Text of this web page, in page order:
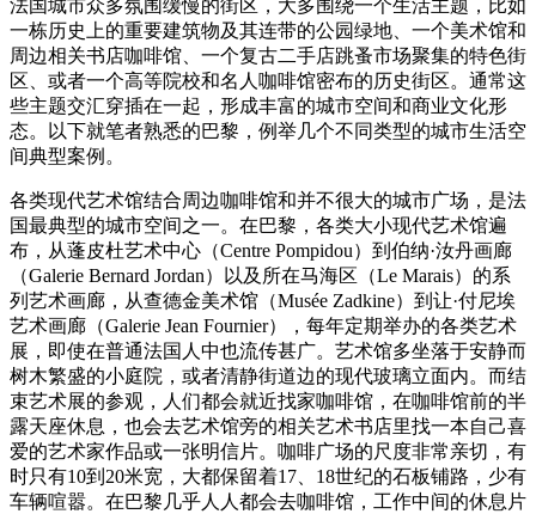
法国城市众多氛围缓慢的街区，大多围绕一个生活主题 ，比如
一栋历史上的重要建筑物及其连带的公园绿地、一个美术馆和
周边相关书店咖啡馆 、一个复古二手店跳蚤市场聚集的特色街
区、 或者一个高等院校和名人咖啡馆密布的历史街区。通常这
些主题交汇穿插在一起，形成丰富的城市空间和商业文化形
态。 以下就笔者熟悉的巴黎，例举几个不同类型的城市生活空
间典型案例 。
各类现代艺术馆结合周边咖啡馆和并不很大的城市广场 ， 是法
国最典型的城市空间之一。在巴黎，各类大小现代艺术馆遍
布， 从蓬皮杜艺术中心（Centre Pompidou）到伯纳·汝丹画廊
（Galerie Bernard Jordan）以及所在马海区（Le Marais）的系
列 艺术画廊，从查德金美术馆 （Musée Zadkine）到 让·付尼埃
艺术画廊（Galerie Jean Fournier），每年定期举办的各类艺术
展， 即使在普通法国人中也流传甚广。 艺术馆多坐落于安静而
树木繁盛的小庭院，或者清静街道边的现代玻璃立面内。而结
束艺术展的参观 ， 人 们都会就近找家咖啡馆 ，在咖啡馆前的半
露天座休息，也会去艺术馆旁的相关艺术书店里找一本自己喜
爱的艺术家作品或一张明信片。 咖啡广场的尺度非常亲切，有
时只有10到20米宽 ， 大都保留着17、18世纪的石板铺路，少有
车辆喧嚣。 在巴黎几乎人人都会去咖啡馆 ，工作中间的休息片